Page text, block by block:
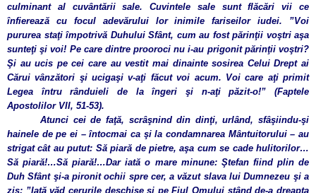
culminant al cuvântării sale. Cuvintele sale sunt flăcări vii ce
înfierează cu focul adevărului lor inimile fariseilor iudei. ”Voi
pururea staţi împotrivă Duhului Sfânt, cum au fost părinţii voştri aşa
sunteţi şi voi! Pe care dintre prooroci nu i-au prigonit părinţii voştri?
Şi au ucis pe cei care au vestit mai dinainte sosirea Celui Drept ai
Cărui vânzători şi ucigaşi v-aţi făcut voi acum. Voi care aţi primit
Legea întru rânduieli de la îngeri şi n-aţi păzit-o!” (Faptele
Apostolilor VII, 51-53).
Atunci cei de faţă, scrâşnind din dinţi, urlând, sfâşiindu-şi
hainele de pe ei – întocmai ca şi la condamnarea Mântuitorului – au
strigat cât au putut: Să piară de pietre, aşa cum se cade hulitorilor…
Să piară!…Să piară!…Dar iată o mare minune: Ştefan fiind plin de
Duh Sfânt şi-a pironit ochii spre cer, a văzut slava lui Dumnezeu şi a
zis: ”Iată văd cerurile deschise şi pe Fiul Omului stând de-a dreapta